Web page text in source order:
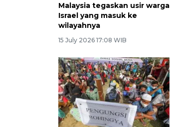
Malaysia tegaskan usir warga
Israel yang masuk ke
wilayahnya
15 July 2026 17:08 WIB